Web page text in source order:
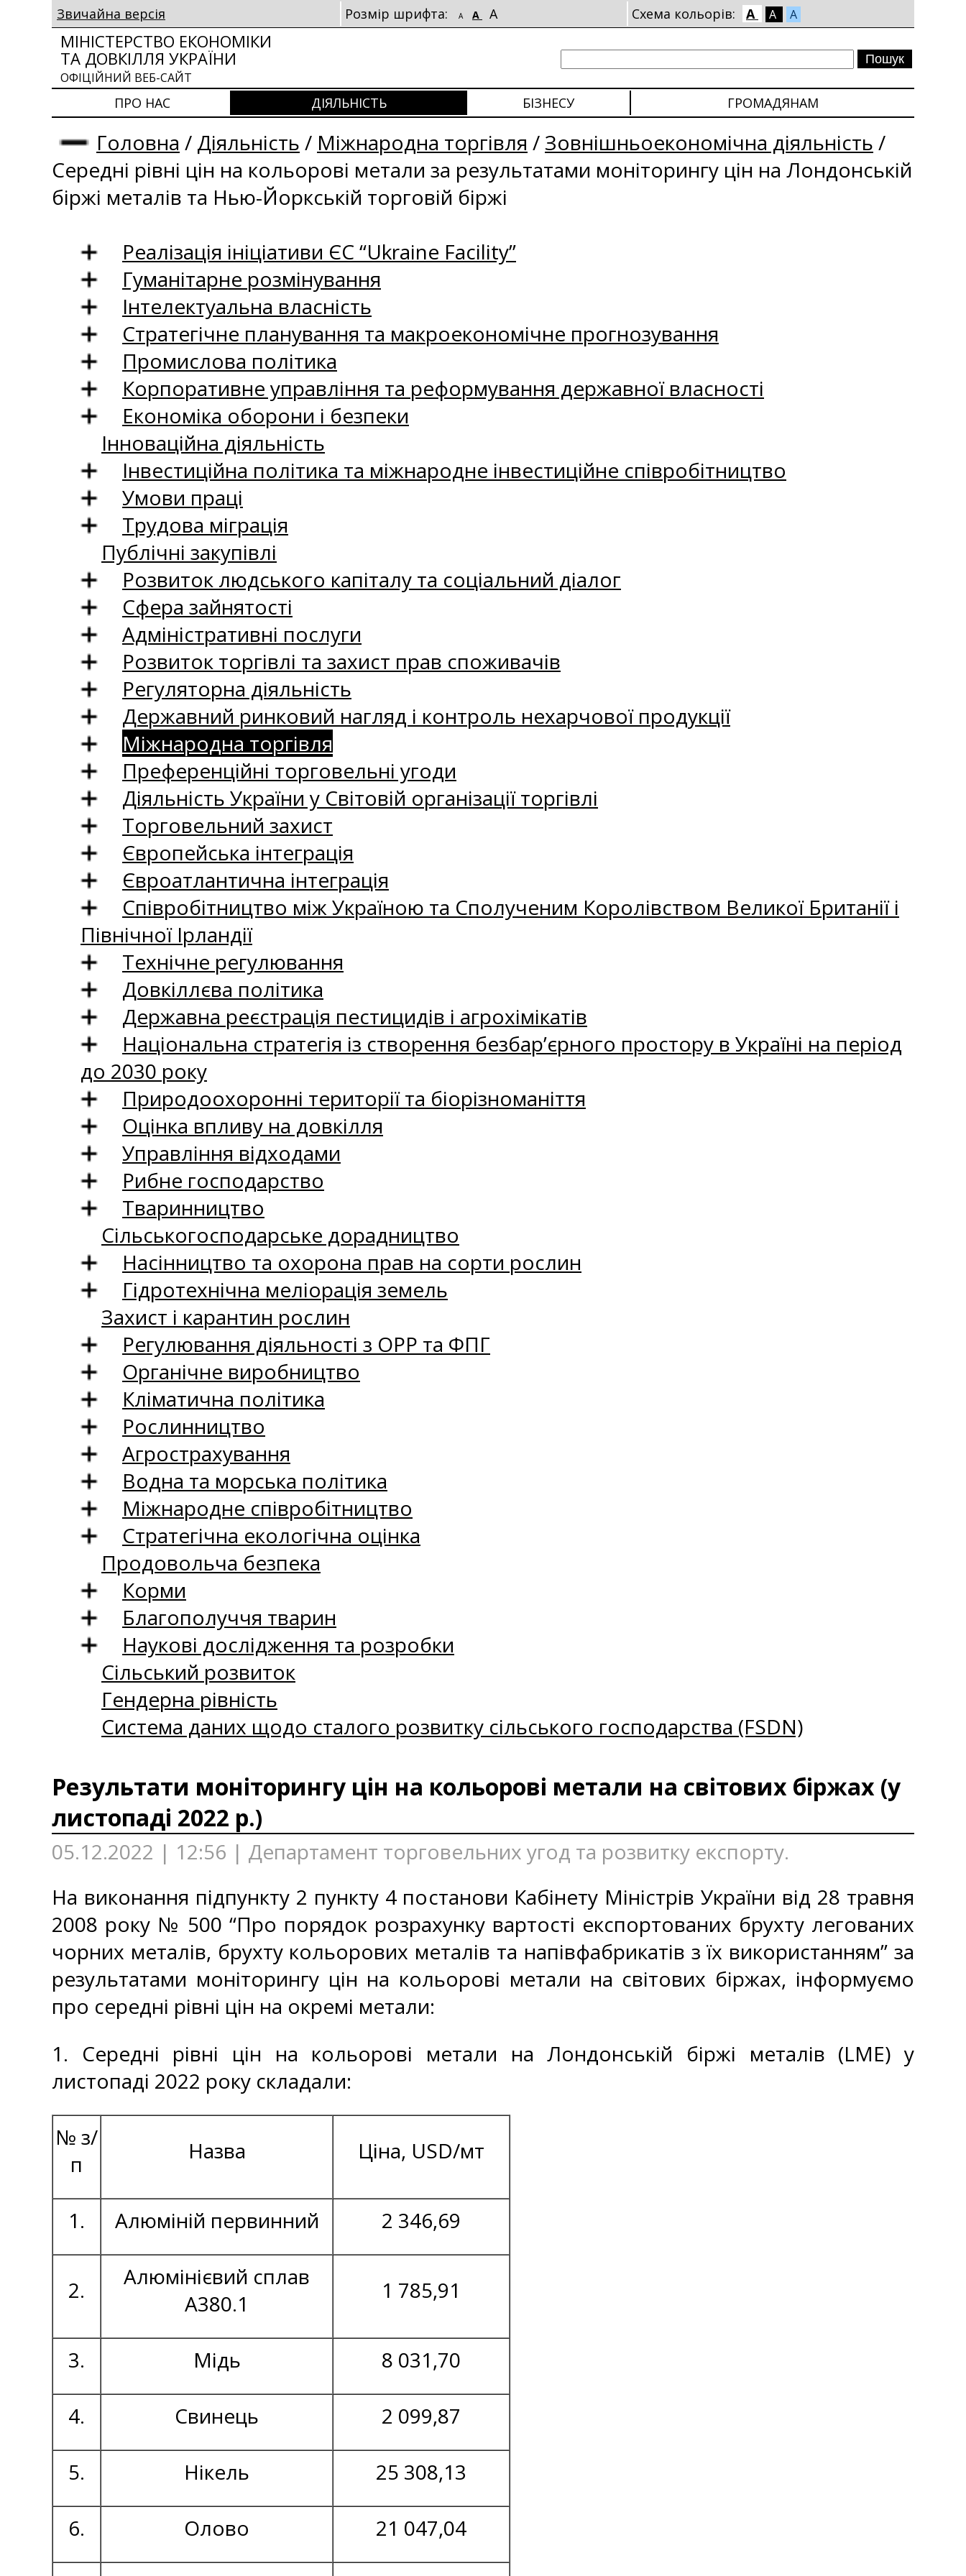
Звичайна версія Розмір шрифта: A A A Схема кольорів: A A A
МІНІСТЕРСТВО ЕКОНОМІКИ
ТА ДОВКІЛЛЯ УКРАЇНИ
ОФІЦІЙНИЙ ВЕБ-САЙТ
ПРО НАС ДІЯЛЬНІСТЬ БІЗНЕСУ ГРОМАДЯНАМ
Головна / Діяльність / Міжнародна торгівля / Зовнішньоекономічна діяльність /
Середні рівні цін на кольорові метали за результатами моніторингу цін на Лондонській
біржі металів та Нью-Йоркській торговій біржі
Реалізація ініціативи ЄС “Ukraine Facility”
Гуманітарне розмінування
Інтелектуальна власність
Стратегічне планування та макроекономічне прогнозування
Промислова політика
Корпоративне управління та реформування державної власності
Економіка оборони і безпеки
Інноваційна діяльність
Інвестиційна політика та міжнародне інвестиційне співробітництво
Умови праці
Трудова міграція
Публічні закупівлі
Розвиток людського капіталу та соціальний діалог
Сфера зайнятості
Адміністративні послуги
Розвиток торгівлі та захист прав споживачів
Регуляторна діяльність
Державний ринковий нагляд і контроль нехарчової продукції
Міжнародна торгівля
Преференційні торговельні угоди
Діяльність України у Світовій організації торгівлі
Торговельний захист
Європейська інтеграція
Євроатлантична інтеграція
Співробітництво між Україною та Сполученим Королівством Великої Британії і
Північної Ірландії
Технічне регулювання
Довкіллєва політика
Державна реєстрація пестицидів і агрохімікатів
Національна стратегія із створення безбар’єрного простору в Україні на період
до 2030 року
Природоохоронні території та біорізноманіття
Оцінка впливу на довкілля
Управління відходами
Рибне господарство
Тваринництво
Сільськогосподарське дорадництво
Насінництво та охорона прав на сорти рослин
Гідротехнічна меліорація земель
Захист і карантин рослин
Регулювання діяльності з ОРР та ФПГ
Органічне виробництво
Кліматична політика
Рослинництво
Агрострахування
Водна та морська політика
Міжнародне співробітництво
Стратегічна екологічна оцінка
Продовольча безпека
Корми
Благополуччя тварин
Наукові дослідження та розробки
Сільський розвиток
Гендерна рівність
Система даних щодо сталого розвитку сільського господарства (FSDN)
Результати моніторингу цін на кольорові метали на світових біржах (у
листопаді 2022 р.)
05.12.2022 | 12:56 | Департамент торговельних угод та розвитку експорту.
На виконання підпункту 2 пункту 4 постанови Кабінету Міністрів України від 28 травня
2008 року № 500 “Про порядок розрахунку вартості експортованих брухту легованих
чорних металів, брухту кольорових металів та напівфабрикатів з їх використанням” за
результатами моніторингу цін на кольорові метали на світових біржах, інформуємо
про середні рівні цін на окремі метали:
1. Середні рівні цін на кольорові метали на Лондонській біржі металів (LME) у
листопаді 2022 року складали:
№ з/
п
Назва Ціна, USD/мт
1. Алюміній первинний 2 346,69
2.
Алюмінієвий сплав
А380.1
1 785,91
3. Мідь 8 031,70
4. Свинець 2 099,87
5. Нікель 25 308,13
6. Олово 21 047,04